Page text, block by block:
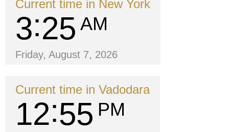
Current time in New York
3 25 AM
Friday, August 7, 2026
Current time in Vadodara
12 55 PM